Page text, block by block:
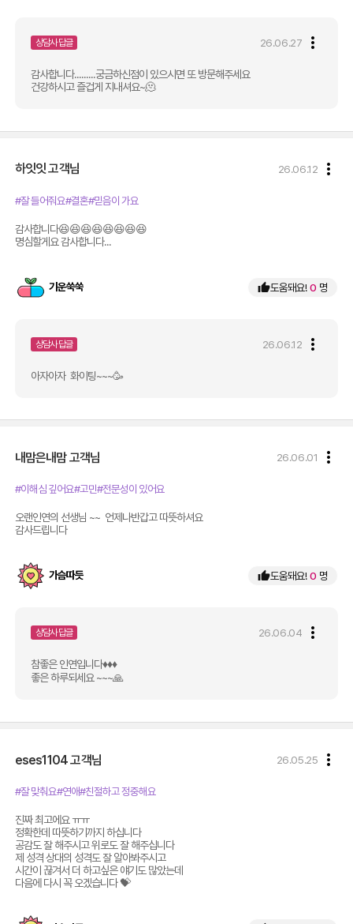
상담사 답글 26.06.27 more_vert
감사합니다.........궁금하신점이 있으시면 또 방문해주세요
건강하시고 즐겁게 지내셔요~🫠
하잇잇고객님 26.06.12 more_vert
#잘 들어줘요#결혼#믿음이 가요
감사합니다😆😆😆😆😆😆😆😆
명심할게요 감사합니다...
기운쑥쑥 thumb_up도움돼요! 0 명
상담사 답글 26.06.12 more_vert
아자아자  화이팅~~~🥳
내맘은내맘고객님 26.06.01 more_vert
#이해심 깊어요#고민#전문성이 있어요
오랜인연의 선생님 ~~  언제나반갑고 따뜻하셔요
감사드립니다
가슴따듯 thumb_up도움돼요! 0 명
상담사 답글 26.06.04 more_vert
참좋은 인연입니다♦️♦️♦️
좋은 하루되세요 ~~~🙏
eses1104고객님 26.05.25 more_vert
#잘 맞춰요#연애#친절하고 정중해요
진짜 최고에요 ㅠㅠ
정확한데 따뜻하기까지 하십니다
공감도 잘 해주시고 위로도 잘 해주십니다
제 성격 상대의 성격도 잘 알아봐주시고
시간이 끊겨서 더 하고싶은 얘기도 많았는데
다음에 다시 꼭 오겠습니다 💝